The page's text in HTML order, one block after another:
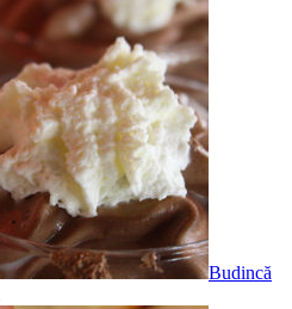
Budincă